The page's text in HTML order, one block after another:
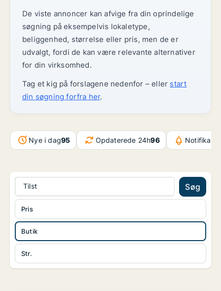
De viste annoncer kan afvige fra din oprindelige
søgning på eksempelvis lokaletype,
beliggenhed, størrelse eller pris, men de er
udvalgt, fordi de kan være relevante alternativer
for din virksomhed.
Tag et kig på forslagene nedenfor – eller start
din søgning forfra her.
Nye i dag95 Opdaterede 24h96
Tilst Søg
Butik
Str.
Pris